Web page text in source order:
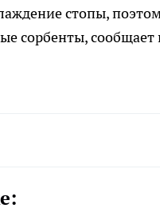
стопы,
сорбенты, сообщает